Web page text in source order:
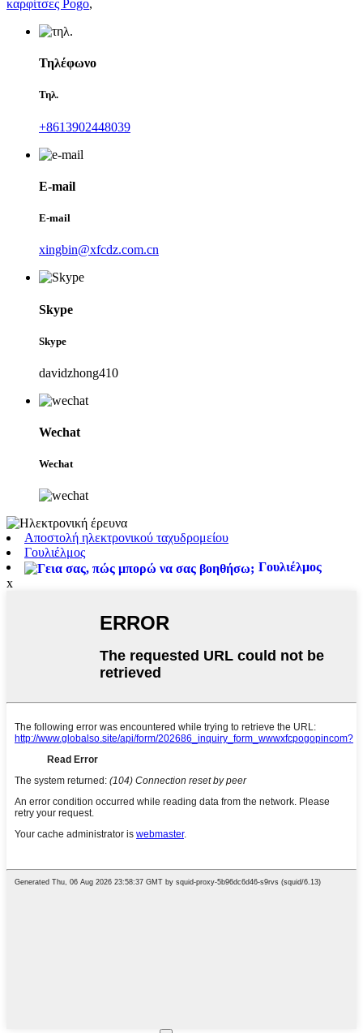
καρφίτσες Pogo,
Τηλέφωνο
Τηλ.
+8613902448039
E-mail
E-mail
xingbin@xfcdz.com.cn
Skype
Skype
davidzhong410
Wechat
Wechat
Αποστολή ηλεκτρονικού ταχυδρομείου
Γουλιέλμος
Γουλιέλμος
x